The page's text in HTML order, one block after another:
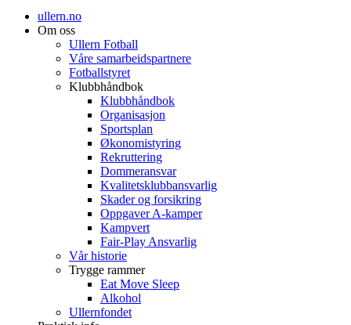
ullern.no
Om oss
Ullern Fotball
Våre samarbeidspartnere
Fotballstyret
Klubbhåndbok
Klubbhåndbok
Organisasjon
Sportsplan
Økonomistyring
Rekruttering
Dommeransvar
Kvalitetsklubbansvarlig
Skader og forsikring
Oppgaver A-kamper
Kampvert
Fair-Play Ansvarlig
Vår historie
Trygge rammer
Eat Move Sleep
Alkohol
Ullernfondet